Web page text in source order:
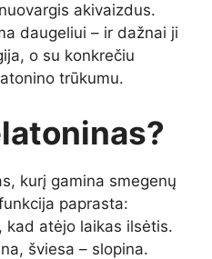
akivaizdus.
daugeliui – ir dažnai ji
o su konkrečiu
trūkumu.
kurį gamina smegenų
paprasta:
kad atėjo laikas ilsėtis.
šviesa – slopina.